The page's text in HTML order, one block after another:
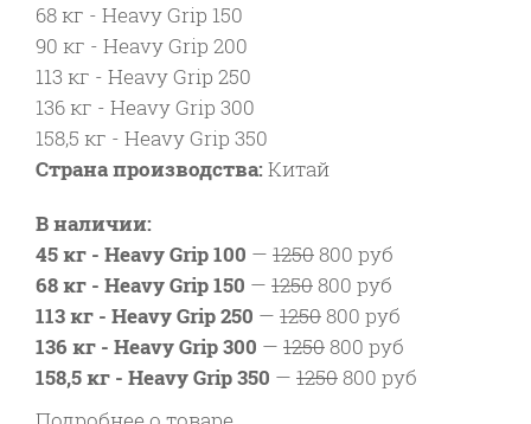
68 кг - Heavy Grip 150
90 кг - Heavy Grip 200
113 кг - Heavy Grip 250
136 кг - Heavy Grip 300
158,5 кг - Heavy Grip 350
Страна производства:Китай
В наличии:
45 кг - Heavy Grip 100 — 1250800 руб
68 кг - Heavy Grip 150 — 1250800 руб
113 кг - Heavy Grip 250 — 1250800 руб
136 кг - Heavy Grip 300 — 1250800 руб
158,5 кг - Heavy Grip 350 — 1250800 руб